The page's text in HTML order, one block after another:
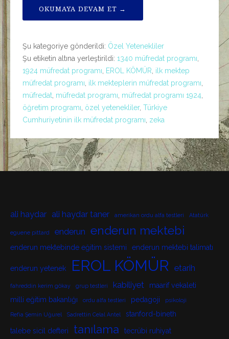
OKUMAYA DEVAM ET →
Şu kategoriye gönderildi: Özel Yetenekliler
Şu etiketin altına yerleştirildi: 1340 müfredat programı
1924 müfredat programı
EROL KÖMÜR ilk mektep
müfredat programı ilk mekteplerin müfredat programı
müfredat müfredat programı müfredat programı 1924
öğretim programı özel yetenekliler, Türkiye
Cumhuriyetinin ilk müfredat programı zeka
ali haydar ali haydar taner amerikan ordu alfa testleri Atatürk
eguene pittard enderun enderun mektebi
enderun mektebinde eğitim sistemi enderun mektebi talimatı
enderun yetenek EROL KÖMÜR etarih
fahreddin kerim gökay grup testleri kabiliyet
maarif vekaleti
milli eğitim bakanlığı
ordu alfa testleri pedagoji psikoloji
Refia Şemin Uğurel Sadrettin Celal Antel stanford-bineth
talebe sicil defteri tanılama tecrübi ruhiyat